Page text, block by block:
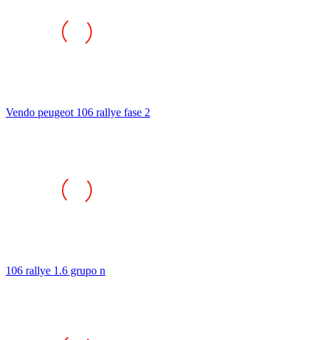
Vendo peugeot 106 rallye fase 2
106 rallye 1.6 grupo n